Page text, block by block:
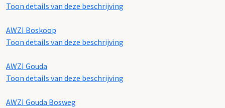
Toon details van deze beschrijving
AWZI Boskoop
Toon details van deze beschrijving
AWZI Gouda
Toon details van deze beschrijving
AWZI Gouda Bosweg